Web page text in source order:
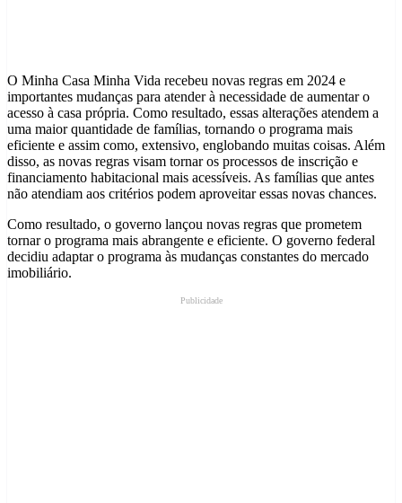
O Minha Casa Minha Vida recebeu novas regras em 2024 e
importantes mudanças para atender à necessidade de aumentar o
acesso à casa própria. Como resultado, essas alterações atendem a
uma maior quantidade de famílias, tornando o programa mais
eficiente e assim como, extensivo, englobando muitas coisas. Além
disso, as novas regras visam tornar os processos de inscrição e
financiamento habitacional mais acessíveis. As famílias que antes
não atendiam aos critérios podem aproveitar essas novas chances.
Como resultado, o governo lançou novas regras que prometem
tornar o programa mais abrangente e eficiente. O governo federal
decidiu adaptar o programa às mudanças constantes do mercado
imobiliário.
Publicidade